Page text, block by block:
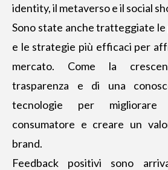
identity, il metaverso e il social
Sono state anche tratteggiate
e le strategie più efficaci per
mercato. Come la
trasparenza e di una
tecnologie per migliorare
consumatore e creare un
brand.
Feedback positivi sono